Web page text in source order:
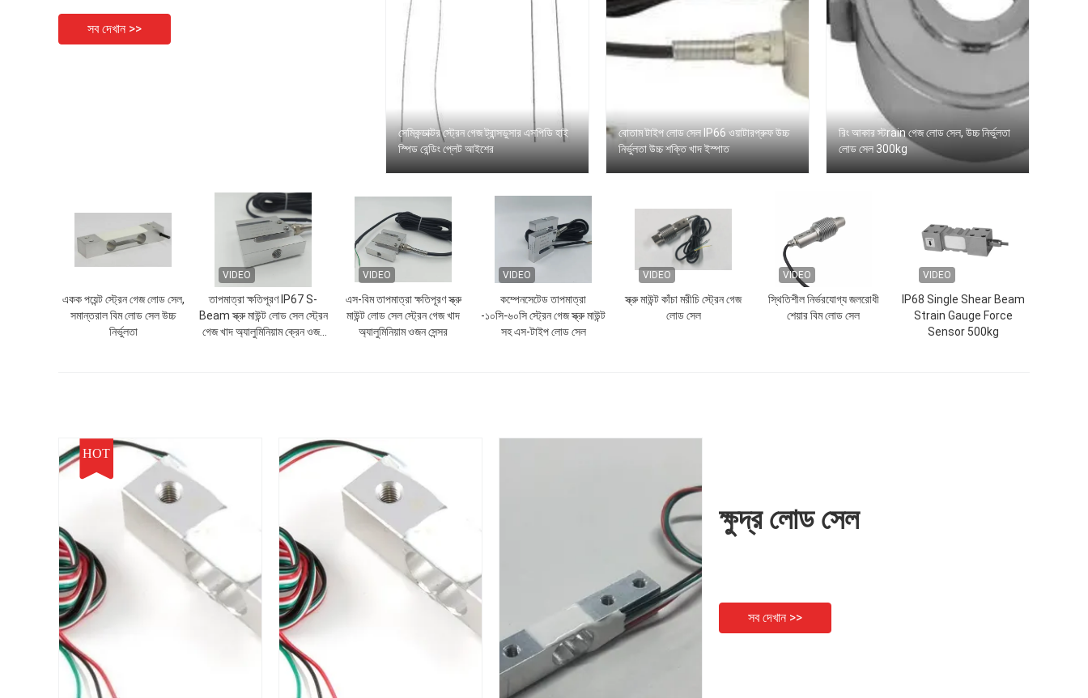
সব দেখান >>
সেমিকন্ডাক্টর স্ট্রেন গেজ ট্রান্সডুসার এসপিডি হাই
স্পিড বেন্ডিং প্লেট আইশের
বোতাম টাইপ লোড সেল IP66 ওয়াটারপ্রুফ উচ্চ
নির্ভুলতা উচ্চ শক্তি খাদ ইস্পাত
রিং আকার স্টrain গেজ লোড সেল, উচ্চ নির্ভুলতা
লোড সেল 300kg
একক পয়েন্ট স্ট্রেন গেজ লোড সেল,
সমান্তরাল বিম লোড সেল উচ্চ
নির্ভুলতা
VIDEO
তাপমাত্রা ক্ষতিপূরণ IP67 S-
Beam স্ক্রু মাউন্ট লোড সেল স্ট্রেন
গেজ খাদ অ্যালুমিনিয়াম ক্রেন ওজন
VIDEO
এস-বিম তাপমাত্রা ক্ষতিপূরণ স্ক্রু
মাউন্ট লোড সেল স্ট্রেন গেজ খাদ
অ্যালুমিনিয়াম ওজন সেন্সর
VIDEO
কম্পেনসেটেড তাপমাত্রা
-১০সি-৬০সি স্ট্রেন গেজ স্ক্রু মাউন্ট
সহ এস-টাইপ লোড সেল
VIDEO
স্ক্রু মাউন্ট কাঁচা মরীচি স্ট্রেন গেজ
লোড সেল
VIDEO
স্থিতিশীল নির্ভরযোগ্য জলরোধী
শেয়ার বিম লোড সেল
VIDEO
IP68 Single Shear Beam
Strain Gauge Force
Sensor 500kg
HOT
ক্ষুদ্র লোড সেল
সব দেখান >>